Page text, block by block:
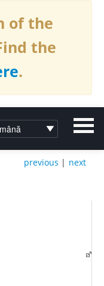
of the
the
.
next
previous |